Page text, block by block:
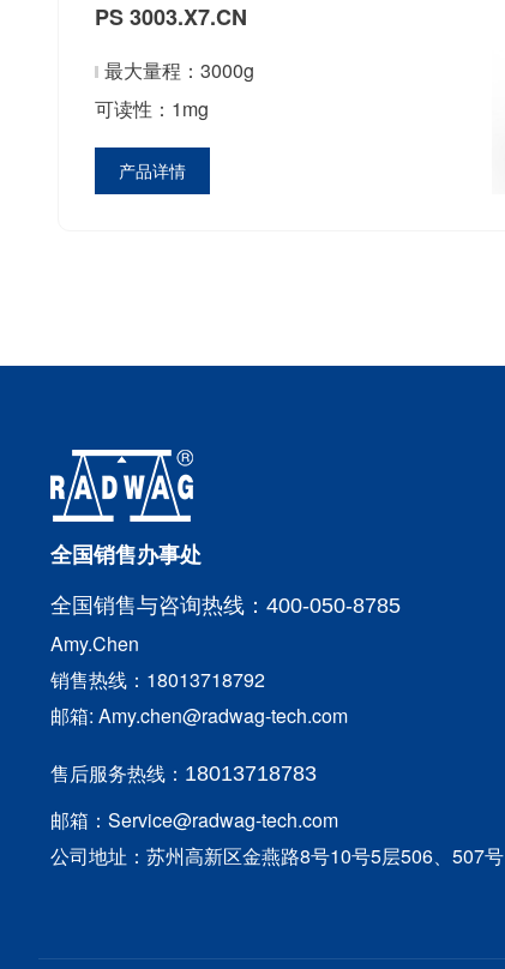
PS 3003.X7.CN
最大量程：3000g
可读性：1mg
产品详情
全国销售办事处
全国销售与咨询热线：400-050-8785
Amy.Chen
销售热线：18013718792
邮箱: Amy.chen@radwag-tech.com
售后服务热线： 18013718783
邮箱：Service@radwag-tech.com
公司地址：苏州高新区金燕路8号10号5层506、507号